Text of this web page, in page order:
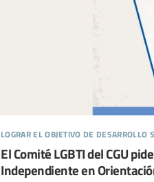
lograr el objetivo de desarrollo
El Comité LGBTI del CGU
Independiente en